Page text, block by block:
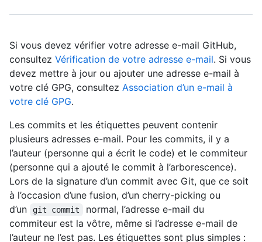
Si vous devez vérifier votre adresse e-mail GitHub,
consultez Vérification de votre adresse e-mail. Si vous
devez mettre à jour ou ajouter une adresse e-mail à
votre clé GPG, consultez Association d’un e-mail à
votre clé GPG.
Les commits et les étiquettes peuvent contenir
plusieurs adresses e-mail. Pour les commits, il y a
l’auteur (personne qui a écrit le code) et le commiteur
(personne qui a ajouté le commit à l’arborescence).
Lors de la signature d’un commit avec Git, que ce soit
à l’occasion d’une fusion, d’un cherry-picking ou
d’un
git commit
normal, l’adresse e-mail du
commiteur est la vôtre, même si l’adresse e-mail de
l’auteur ne l’est pas. Les étiquettes sont plus simples :